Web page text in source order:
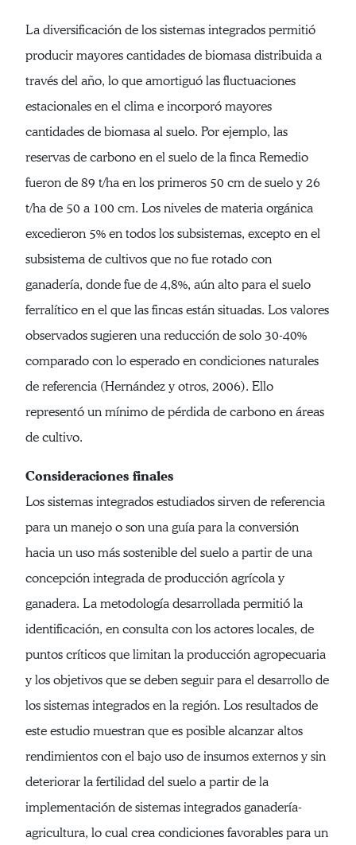
La diversificación de los sistemas integrados permitió
producir mayores cantidades de biomasa distribuida a
través del año, lo que amortiguó las fluctuaciones
estacionales en el clima e incorporó mayores
cantidades de biomasa al suelo. Por ejemplo, las
reservas de carbono en el suelo de la finca Remedio
fueron de 89 t/ha en los primeros 50 cm de suelo y 26
t/ha de 50 a 100 cm. Los niveles de materia orgánica
excedieron 5% en todos los subsistemas, excepto en el
subsistema de cultivos que no fue rotado con
ganadería, donde fue de 4,8%, aún alto para el suelo
ferralítico en el que las fincas están situadas. Los valores
observados sugieren una reducción de solo 30-40%
comparado con lo esperado en condiciones naturales
de referencia (Hernández y otros, 2006). Ello
representó un mínimo de pérdida de carbono en áreas
de cultivo.
Consideraciones finales
Los sistemas integrados estudiados sirven de referencia
para un manejo o son una guía para la conversión
hacia un uso más sostenible del suelo a partir de una
concepción integrada de producción agrícola y
ganadera. La metodología desarrollada permitió la
identificación, en consulta con los actores locales, de
puntos críticos que limitan la producción agropecuaria
y los objetivos que se deben seguir para el desarrollo de
los sistemas integrados en la región. Los resultados de
este estudio muestran que es posible alcanzar altos
rendimientos con el bajo uso de insumos externos y sin
deteriorar la fertilidad del suelo a partir de la
implementación de sistemas integrados ganadería-
agricultura, lo cual crea condiciones favorables para un